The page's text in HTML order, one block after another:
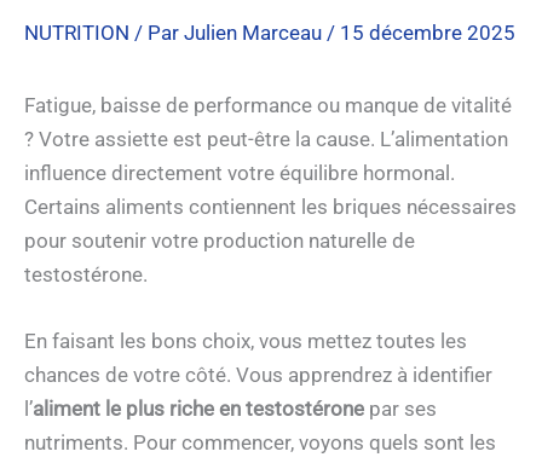
NUTRITION / Par Julien Marceau / 15 décembre 2025
Fatigue, baisse de performance ou manque de vitalité
? Votre assiette est peut-être la cause. L’alimentation
influence directement votre équilibre hormonal.
Certains aliments contiennent les briques nécessaires
pour soutenir votre production naturelle de
testostérone.
En faisant les bons choix, vous mettez toutes les
chances de votre côté. Vous apprendrez à identifier
l’aliment le plus riche en testostérone par ses
nutriments. Pour commencer, voyons quels sont les